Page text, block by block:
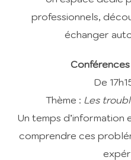
professionnels,
échanger
De
Thème : Les
Un temps d’information
comprendre ces